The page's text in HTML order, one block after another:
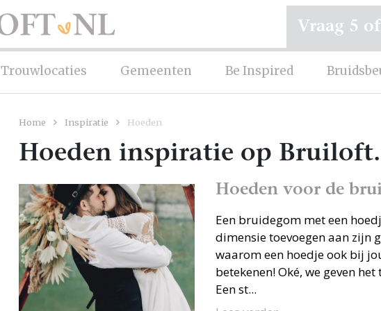
Trouwlocaties Gemeenten Be Inspired
Vraag 5
Home Inspiratie Hoeden
Hoeden inspiratie op
Hoeden voor de
Een bruidegom met een
dimensie toevoegen aan zijn
waarom een hoedje ook bij
betekenen! Oké, we geven
Een st...